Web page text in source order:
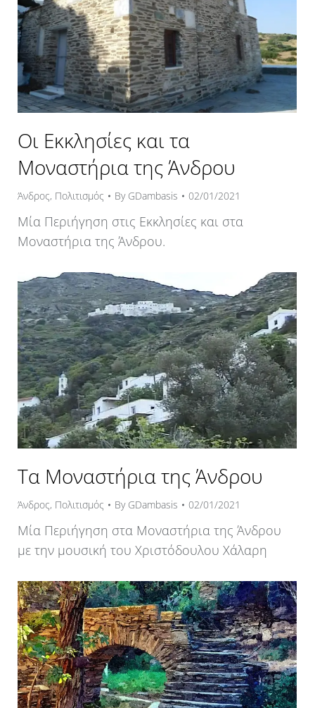
Οι Εκκλησίες και τα
Μοναστήρια της Άνδρου
Άνδρος, Πολιτισμός By GDambasis 02/01/2021
Μία Περιήγηση στις Εκκλησίες και στα
Μοναστήρια της Άνδρου.
Τα Μοναστήρια της Άνδρου
Άνδρος, Πολιτισμός By GDambasis 02/01/2021
Μία Περιήγηση στα Μοναστήρια της Άνδρου
με την μουσική του Χριστόδουλου Χάλαρη